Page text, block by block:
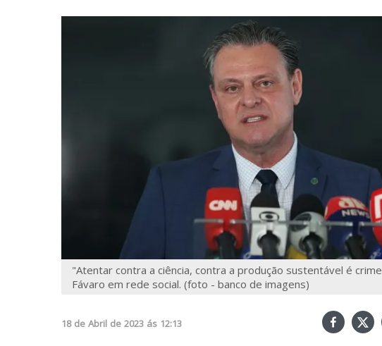
"Atentar contra a ciência, contra a produção sustentável é
Fávaro em rede social. (foto - banco de imagens)
18 de Abril de 2023 ás 12:13